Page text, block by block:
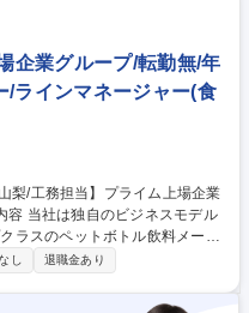
企業グループ/転勤無/年
/ラインマネージャー(食
ラスのペットボトル飲料メーカ
工場にて工務業務をお任せしま
包装工程 (4)各種のユーティリテ
し 退職金あり